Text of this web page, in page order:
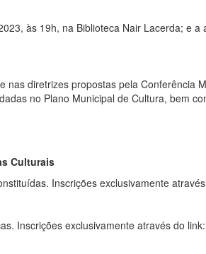
às 19h, na Biblioteca Nair Lacerda; e
nas diretrizes propostas pela Conferência
no Plano Municipal de Cultura, bem
Culturais
Inscrições exclusivamente
Inscrições exclusivamente através do link: